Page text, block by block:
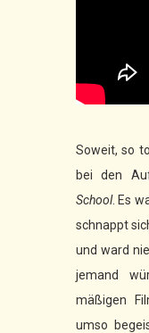
Soweit, so
bei den
School. Es
schnappt
und ward
jemand
mäßigen
umso